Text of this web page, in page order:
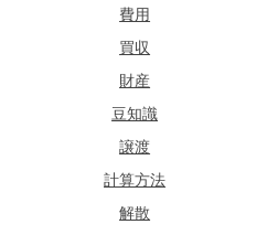
費用
買収
財産
豆知識
譲渡
計算方法
解散